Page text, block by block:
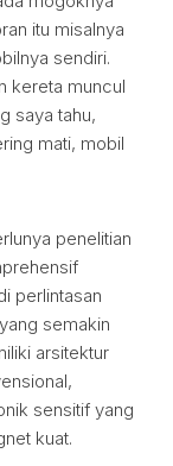
itu misalnya
sendiri.
kereta muncul
saya tahu,
mati, mobil
penelitian
perlintasan
semakin
arsitektur
sensitif yang
kuat.